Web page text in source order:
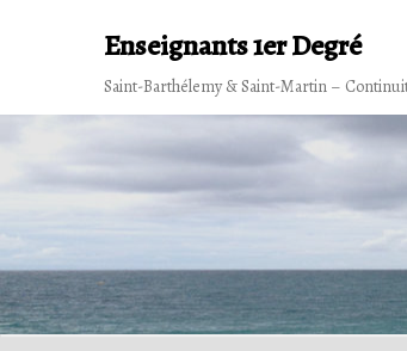
Enseignants 1er Degré
Saint-Barthélemy & Saint-Martin –